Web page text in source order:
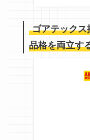
ゴアテックス
品格を両立す